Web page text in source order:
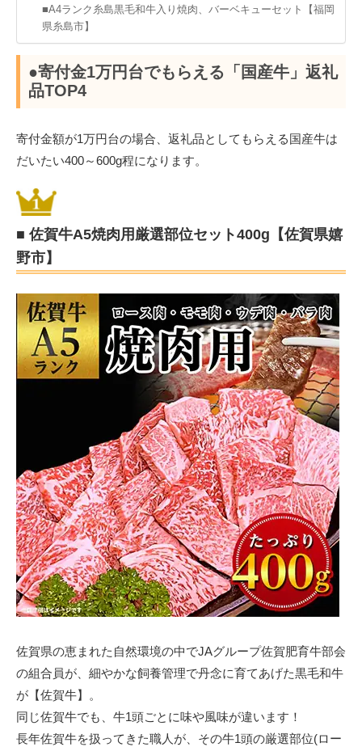
■A4ランク糸島黒毛和牛入り焼肉、バーベキューセット【福岡
県糸島市】
●寄付金1万円台でもらえる「国産牛」返礼
品TOP4
寄付金額が1万円台の場合、返礼品としてもらえる国産牛は
だいたい400～600g程になります。
■ 佐賀牛A5焼肉用厳選部位セット400g【佐賀県嬉
野市】
佐賀県の恵まれた自然環境の中でJAグループ佐賀肥育牛部会
の組合員が、細やかな飼養管理で丹念に育てあげた黒毛和牛
が【佐賀牛】。
同じ佐賀牛でも、牛1頭ごとに味や風味が違います！
長年佐賀牛を扱ってきた職人が、その牛1頭の厳選部位(ロー